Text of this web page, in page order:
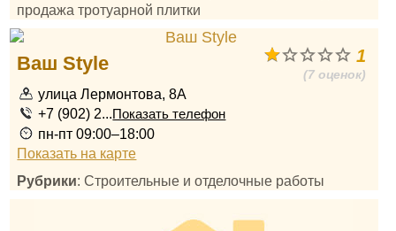
продажа тротуарной плитки
1
(7 оценок)
Ваш Style
улица Лермонтова, 8А
+7 (902) 2...Показать телефон
пн-пт 09:00–18:00
Показать на карте
Рубрики: Строительные и отделочные работы